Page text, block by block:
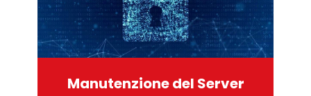
Manutenzione del Server